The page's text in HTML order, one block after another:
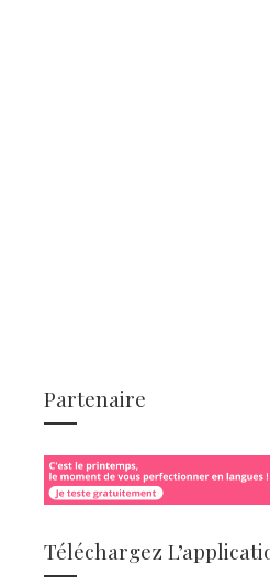
Partenaire
Téléchargez